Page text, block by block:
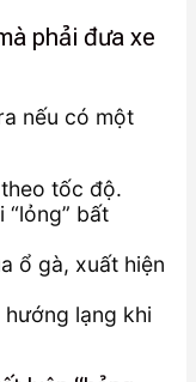
phải đưa xe
nếu có một
tốc độ.
“lỏng” bất
ổ gà, xuất hiện
lạng khi